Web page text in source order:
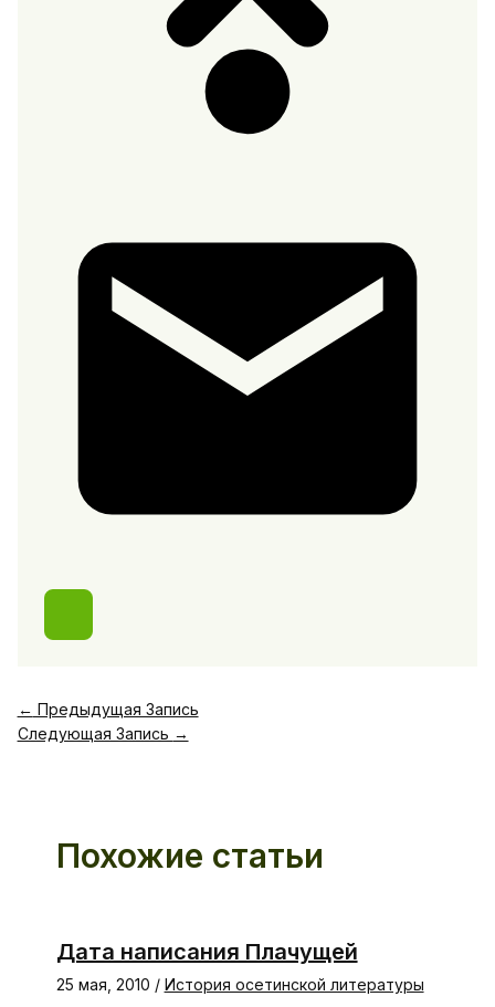
← Предыдущая Запись
Следующая Запись →
Похожие статьи
Дата написания Плачущей
25 мая, 2010 / История осетинской литературы